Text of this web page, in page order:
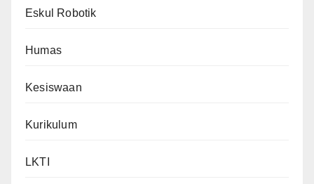
Eskul Robotik
Humas
Kesiswaan
Kurikulum
LKTI